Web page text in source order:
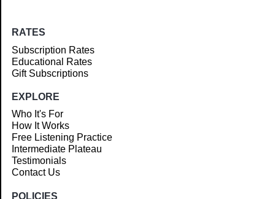
RATES
Subscription Rates
Educational Rates
Gift Subscriptions
EXPLORE
Who It's For
How It Works
Free Listening Practice
Intermediate Plateau
Testimonials
Contact Us
POLICIES